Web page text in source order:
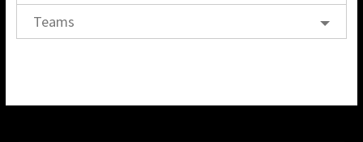
Teams